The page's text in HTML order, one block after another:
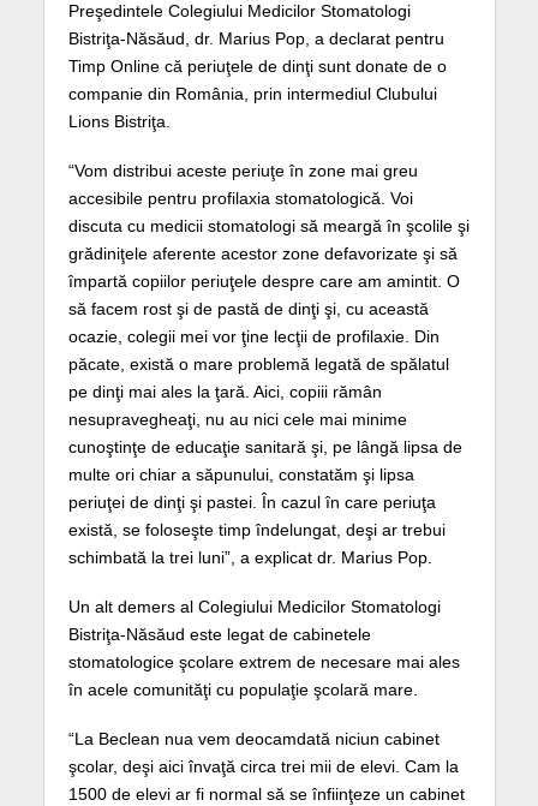
Preşedintele Colegiului Medicilor Stomatologi
Bistriţa-Năsăud, dr. Marius Pop, a declarat pentru
Timp Online că periuţele de dinţi sunt donate de o
companie din România, prin intermediul Clubului
Lions Bistriţa.
“Vom distribui aceste periuţe în zone mai greu
accesibile pentru profilaxia stomatologică. Voi
discuta cu medicii stomatologi să meargă în şcolile şi
grădiniţele aferente acestor zone defavorizate şi să
împartă copiilor periuţele despre care am amintit. O
să facem rost şi de pastă de dinţi şi, cu această
ocazie, colegii mei vor ţine lecţii de profilaxie. Din
păcate, există o mare problemă legată de spălatul
pe dinţi mai ales la ţară. Aici, copiii rămân
nesupravegheaţi, nu au nici cele mai minime
cunoştinţe de educaţie sanitară şi, pe lângă lipsa de
multe ori chiar a săpunului, constatăm şi lipsa
periuţei de dinţi şi pastei. În cazul în care periuţa
există, se foloseşte timp îndelungat, deşi ar trebui
schimbată la trei luni”, a explicat dr. Marius Pop.
Un alt demers al Colegiului Medicilor Stomatologi
Bistriţa-Năsăud este legat de cabinetele
stomatologice şcolare extrem de necesare mai ales
în acele comunităţi cu populaţie şcolară mare.
“La Beclean nua vem deocamdată niciun cabinet
şcolar, deşi aici învaţă circa trei mii de elevi. Cam la
1500 de elevi ar fi normal să se înfiinţeze un cabinet